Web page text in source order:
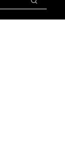
검색